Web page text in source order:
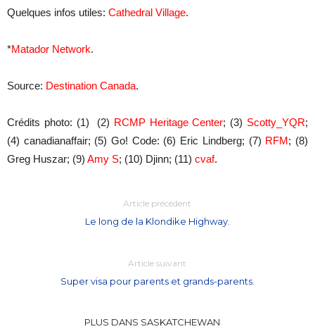
Quelques infos utiles: Cathedral Village.
*Matador Network.
Source: Destination Canada.
Crédits photo: (1) (2) RCMP Heritage Center; (3) Scotty_YQR;
(4) canadianaffair; (5) Go! Code: (6) Eric Lindberg; (7) RFM; (8)
Greg Huszar; (9) Amy S; (10) Djinn; (11) cvaf.
Article précédent
Le long de la Klondike Highway.
Article suivant
Super visa pour parents et grands-parents.
PLUS DANS SASKATCHEWAN